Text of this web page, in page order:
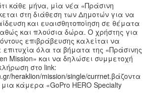
κάθε μήνα, μία νέα «Πράσινη
στη διάθεση των Δημοτών για να
και ευαισθητοποίηση σε θέματα
και πλούσια δώρα. Ο χρήστης για
επιβράβευσης καλείται να
όλα τα βήματα της «Πράσινης
Mission» και να δηλώσει συμμετοχή
στο link:
heraklion/mission/single/currnet.βάζοντα
κάμερα «GoPro HERO Specialty